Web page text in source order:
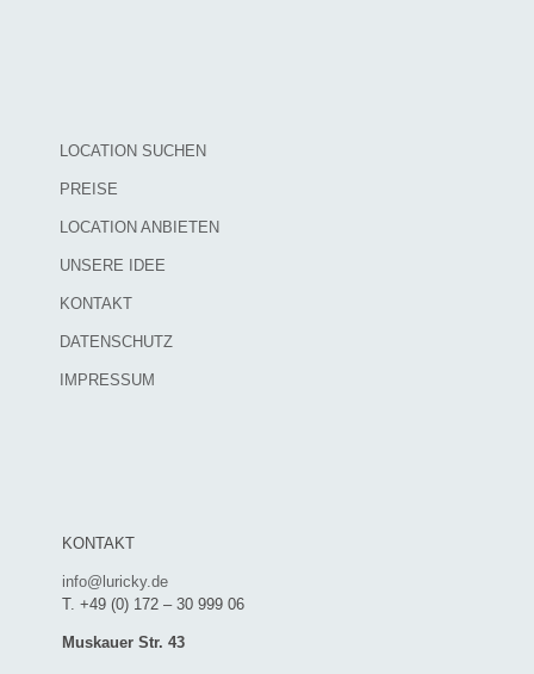
LOCATION SUCHEN
PREISE
LOCATION ANBIETEN
UNSERE IDEE
KONTAKT
DATENSCHUTZ
IMPRESSUM
KONTAKT
info@luricky.de
T. +49 (0) 172 – 30 999 06
Muskauer Str. 43